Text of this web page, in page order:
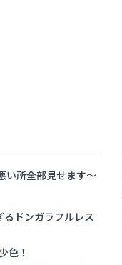
い所全部見せます〜
ドンガラフルレス
色！